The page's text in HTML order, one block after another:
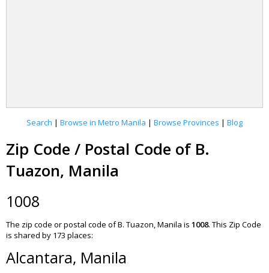
Search | Browse in Metro Manila | Browse Provinces | Blog
Zip Code / Postal Code of B.
Tuazon, Manila
1008
The zip code or postal code of B. Tuazon, Manila is 1008. This Zip Code
is shared by 173 places:
Alcantara, Manila